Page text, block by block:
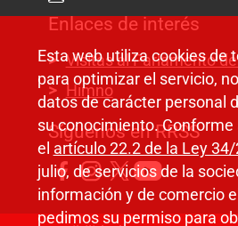
Enlaces de interés
Visitas al Parlamento
Himno
Síguenos en RRSS
Esta web utiliza cookies de
para optimizar el servicio,
datos de carácter personal
su conocimiento. Conforme
el artículo 22.2 de la Ley
julio, de servicios de la
información y de comercio
pedimos su permiso para